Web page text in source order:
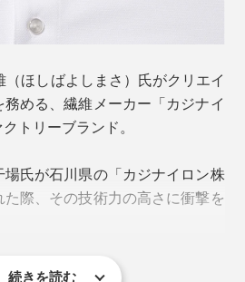
紙の性質を活かしつつ、ポリエ
くカバーし、繊細に撚りをかけ
3B』の和紙糸が強くしなやかな
湿機能によって、肌の水分を奪
にくく、端が丸まりにくい仕立
（ほしばよしまさ）氏がクリエイ
める、繊維メーカー「カジナイ
トリーブランド。
氏が石川県の「カジナイロン株
際、その技術力の高さに衝撃を
続きを読む